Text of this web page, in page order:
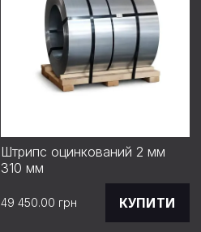
Штрипс оцинкований 2 мм
310 мм
49 450.00 грн КУПИТИ